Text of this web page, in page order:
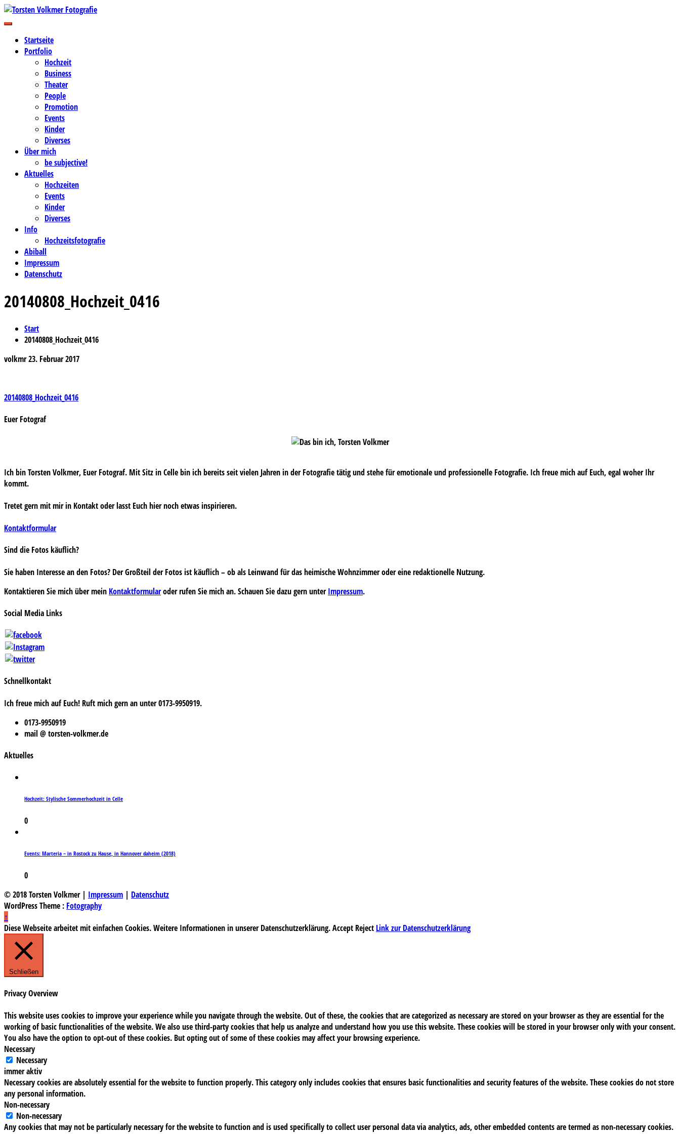
Zum
Inhalt
Torsten Volkmer Fotografie
Business-, Portrait- und Hochzeitsfotografie
Startseite
Portfolio
Hochzeit
Business
Theater
People
Promotion
Events
Kinder
Diverses
Über mich
be subjective!
Aktuelles
Hochzeiten
Events
Kinder
Diverses
Info
Hochzeitsfotografie
Abiball
Impressum
Datenschutz
20140808_Hochzeit_0416
Start
20140808_Hochzeit_0416
volkmr23. Februar 2017
Beitragsnavigation
20140808_Hochzeit_0416
Euer Fotograf
Ich bin Torsten Volkmer, Euer Fotograf. Mit Sitz in Celle bin ich bereits seit vielen Jahren in der Fotografie tätig und stehe für emotionale und professionelle Fotografie. Ich freue mich auf Euch, egal woher Ihr
kommt.
Tretet gern mit mir in Kontakt oder lasst Euch hier noch etwas inspirieren.
Kontaktformular
Sind die Fotos käuflich?
Sie haben Interesse an den Fotos? Der Großteil der Fotos ist käuflich – ob als Leinwand für das heimische Wohnzimmer oder eine redaktionelle Nutzung.
Kontaktieren Sie mich über mein Kontaktformularoder rufen Sie mich an. Schauen Sie dazu gern unterImpressum.
Social Media Links
Schnellkontakt
Ich freue mich auf Euch! Ruft mich gern an unter 0173-9950919.
0173-9950919
mail @ torsten-volkmer.de
Aktuelles
Hochzeit: Stylische Sommerhochzeit in Celle
0
Events: Marteria – in Rostock zu Hause, in Hannover daheim (2018)
0
© 2018 Torsten Volkmer | Impressum | Datenschutz
WordPress Theme : Fotography
↑
Diese Webseite arbeitet mit einfachen Cookies. Weitere Informationen in unserer Datenschutzerklärung.Accept Reject Link zur Datenschutzerklärung
Schließen
Privacy Overview
This website uses cookies to improve your experience while you navigate through the website. Out of these, the cookies that are categorized as necessary are stored on your browser as they are essential for the
working of basic functionalities of the website. We also use third-party cookies that help us analyze and understand how you use this website. These cookies will be stored in your browser only with your consent.
You also have the option to opt-out of these cookies. But opting out of some of these cookies may affect your browsing experience.
Necessary
Necessary
immer aktiv
Necessary cookies are absolutely essential for the website to function properly. This category only includes cookies that ensures basic functionalities and security features of the website. These cookies do not store
any personal information.
Non-necessary
Non-necessary
Any cookies that may not be particularly necessary for the website to function and is used specifically to collect user personal data via analytics, ads, other embedded contents are termed as non-necessary cookies.